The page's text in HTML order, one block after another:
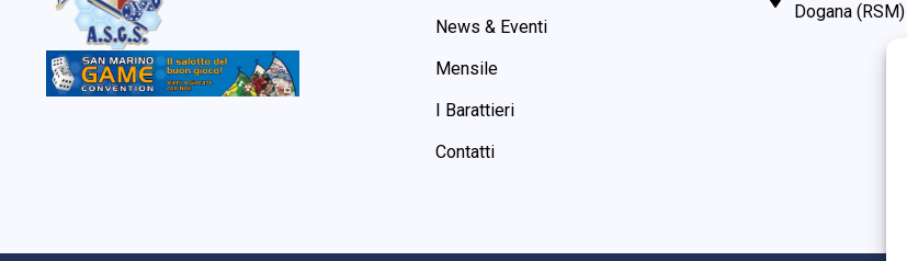
News & Eventi
Mensile
I Barattieri
Contatti
Dogana (RSM)